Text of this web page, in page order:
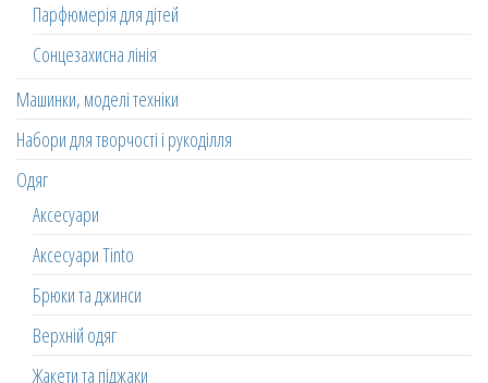
Парфюмерія для дітей
Сонцезахисна лінія
Машинки, моделі техніки
Набори для творчості і рукоділля
Одяг
Аксесуари
Аксесуари Tinto
Брюки та джинси
Верхній одяг
Жакети та піджаки